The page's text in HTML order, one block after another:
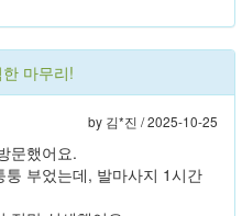
마무리!
by 김*진 /2025-10-25
문했어요.
부었는데, 발마사지 1시간